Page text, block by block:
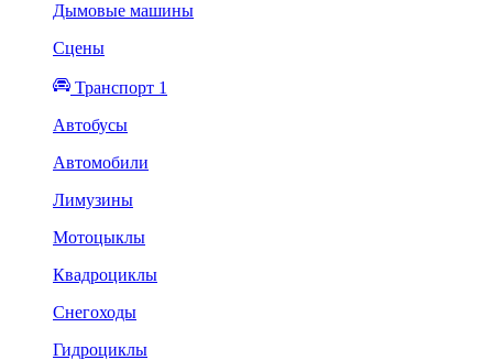
Дымовые машины
Сцены
Транспорт 1
Автобусы
Автомобили
Лимузины
Мотоцыклы
Квадроциклы
Снегоходы
Гидроциклы